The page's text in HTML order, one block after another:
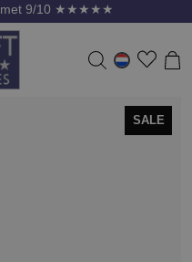
met 9/10 ★★★★★
SALE